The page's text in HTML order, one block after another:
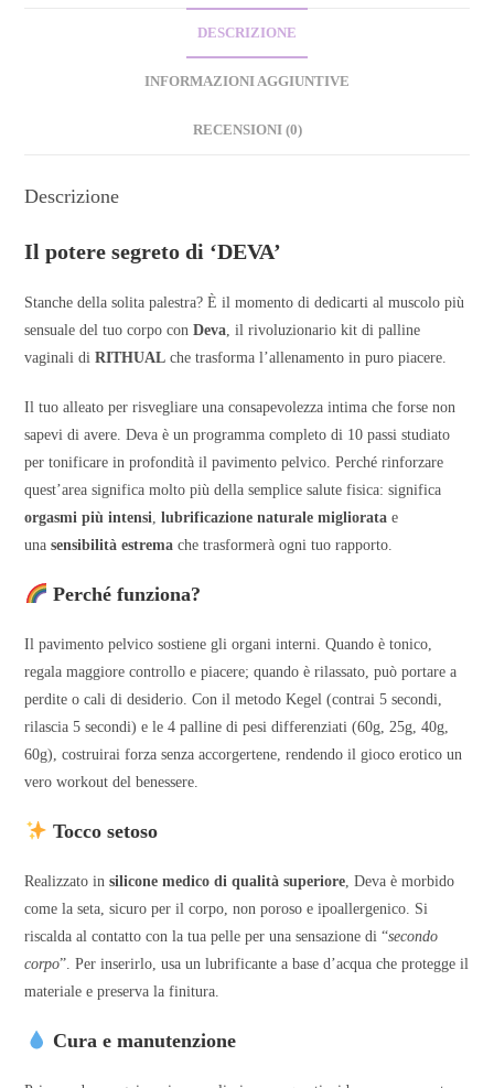
DESCRIZIONE
INFORMAZIONI AGGIUNTIVE
RECENSIONI (0)
Descrizione
Il potere segreto di ‘DEVA’
Stanche della solita palestra? È il momento di dedicarti al muscolo più
sensuale del tuo corpo conDeva , il rivoluzionario kit di palline
vaginali diRITHUAL che trasforma l’allenamento in puro piacere.
Il tuo alleato per risvegliare una consapevolezza intima che forse non
sapevi di avere. Deva è un programma completo di 10 passi studiato
per tonificare in profondità il pavimento pelvico. Perché rinforzare
quest’area significa molto più della semplice salute fisica: significa
orgasmi più intensi ,lubrificazione naturale migliorata e
unasensibilità estrema che trasformerà ogni tuo rapporto.
Perché funziona?
Il pavimento pelvico sostiene gli organi interni. Quando è tonico,
regala maggiore controllo e piacere; quando è rilassato, può portare a
perdite o cali di desiderio. Con il metodo Kegel (contrai 5 secondi,
rilascia 5 secondi) e le 4 palline di pesi differenziati (60g, 25g, 40g,
60g), costruirai forza senza accorgertene, rendendo il gioco erotico un
vero workout del benessere.
Tocco setoso
Realizzato insilicone medico di qualità superiore , Deva è morbido
come la seta, sicuro per il corpo, non poroso e ipoallergenico. Si
riscalda al contatto con la tua pelle per una sensazione di “secondo
corpo”. Per inserirlo, usa un lubrificante a base d’acqua che protegge il
materiale e preserva la finitura.
Cura e manutenzione